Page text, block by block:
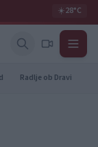
☀️28°C
Radlje ob Dravi